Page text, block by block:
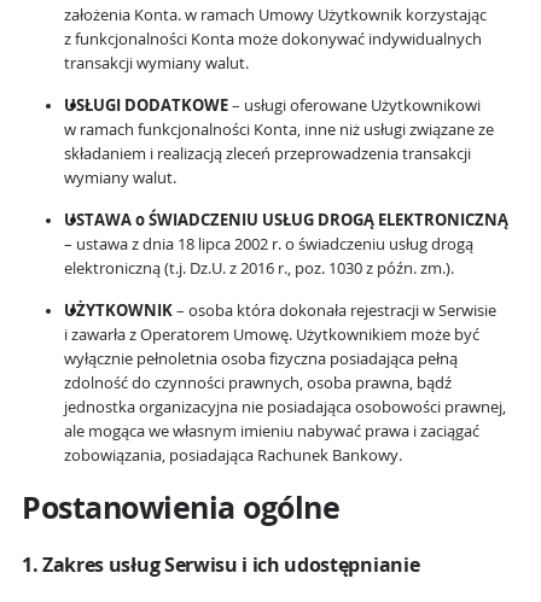
założenia Konta. w ramach Umowy Użytkownik korzystając
z funkcjonalności Konta może dokonywać indywidualnych
transakcji wymiany walut.
USŁUGI DODATKOWE– usługi oferowane Użytkownikowi
w ramach funkcjonalności Konta, inne niż usługi związane ze
składaniem i realizacją zleceń przeprowadzenia transakcji
wymiany walut.
USTAWA o ŚWIADCZENIU USŁUG DROGĄ ELEKTRONICZNĄ
– ustawa z dnia 18 lipca 2002 r. o świadczeniu usług drogą
elektroniczną (t.j. Dz.U. z 2016 r., poz. 1030 z późn. zm.).
UŻYTKOWNIK– osoba która dokonała rejestracji w Serwisie
i zawarła z Operatorem Umowę. Użytkownikiem może być
wyłącznie pełnoletnia osoba fizyczna posiadająca pełną
zdolność do czynności prawnych, osoba prawna, bądź
jednostka organizacyjna nie posiadająca osobowości prawnej,
ale mogąca we własnym imieniu nabywać prawa i zaciągać
zobowiązania, posiadająca Rachunek Bankowy.
Postanowienia ogólne
1. Zakres usług Serwisu i ich udostępnianie